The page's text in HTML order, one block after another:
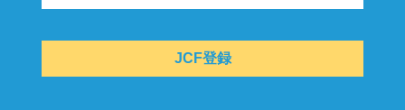
JCF登録